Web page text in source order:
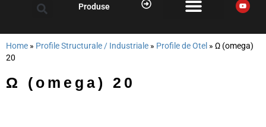
Produse
Home » Profile Structurale / Industriale » Profile de Otel » Ω (omega)
20
Ω (omega) 20